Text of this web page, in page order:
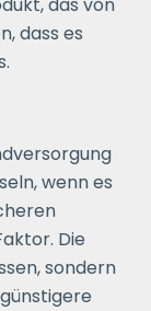
dass es
wenn es
Die
sondern